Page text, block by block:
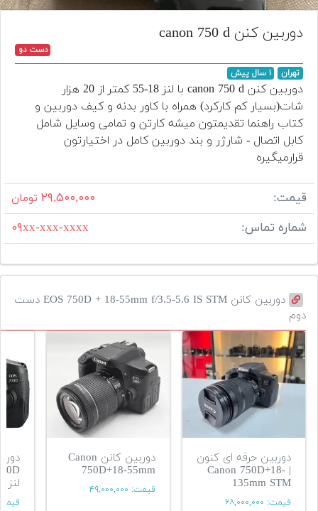
تجهیزات
مکث
افزودن
محصول
دست
دوم
لیست
دوربین
بله
دوربین کنن canon 750 d
دست دو
تهران ۱ سال پیش
دوربین کنن canon 750 d با لنز 18-55 کمتر از 20 هزار
شات(بسیار کم کارکرد) همراه با کاور بدنه و کیف دوربین و
کتاب راهنما تقدیمتون میشه کارتن و تمامی وسایل شامل
کابل اتصال - شارژر و بند دوربین کامل در اختیارتون
قرارمیگیره
قیمت: ۲۹,۵۰۰,۰۰۰ تومان
شماره تماس: ۰۹xx-xxx-xxxx
دوربین کانن EOS 750D + 18-55mm f/3.5-5.6 IS STM دست
دوم
دوربین حرفه ای کنون
| Canon 750D+18-
135mm STM
قیمت: ۶۸,۰۰۰,۰۰۰
دوربین کانن Canon
750D+18-55mm
قیمت: ۴۹,۰۰۰,۰۰۰
لنز